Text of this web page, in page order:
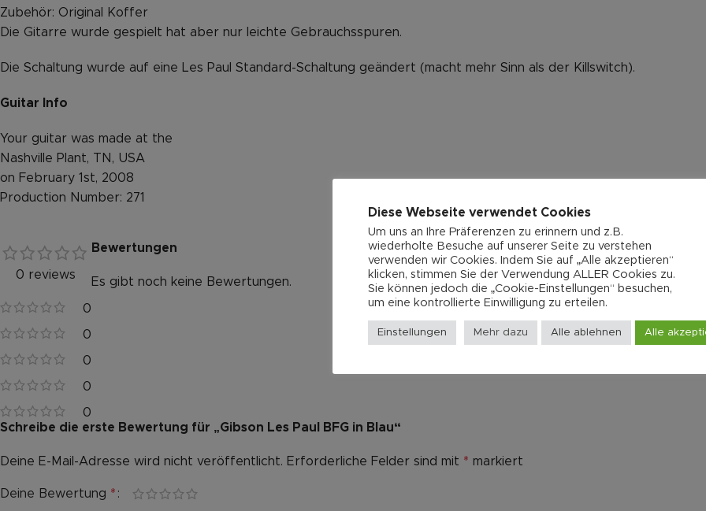
Zubehör: Original Koffer
Die Gitarre wurde gespielt hat aber nur leichte Gebrauchsspuren.
Die Schaltung wurde auf eine Les Paul Standard-Schaltung geändert (macht mehr Sinn als der Killswitch).
Guitar Info
Your guitar was made at the
Nashville Plant, TN, USA
on February 1st, 2008
Production Number: 271
0 reviews
0
0
0
0
0
Bewertungen
Es gibt noch keine Bewertungen.
Schreibe die erste Bewertung für „Gibson Les Paul BFG in Blau“
Deine E-Mail-Adresse wird nicht veröffentlicht. Erforderliche Felder sind mit * markiert
Deine Bewertung *
Alternative:
Diese Webseite verwendet Cookies
Um uns an Ihre Präferenzen zu erinnern und z.B.
wiederholte Besuche auf unserer Seite zu verstehen
verwenden wir Cookies. Indem Sie auf „Alle akzeptieren“
klicken, stimmen Sie der Verwendung ALLER Cookies zu.
Sie können jedoch die „Cookie-Einstellungen“ besuchen,
um eine kontrollierte Einwilligung zu erteilen.
Einstellungen Mehr dazu Alle ablehnen Alle